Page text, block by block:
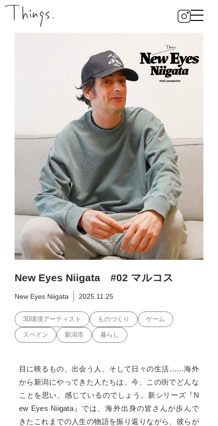
New Eyes Niigata #02 マルコス
New Eyes Niigata 2025.11.25
3D環境アーティスト ものづくり ゲーム
スペイン 新潟市 暮らし
目に映るもの、出会う人、そして日々の生活……海外
から新潟にやってきた人たちは、今、この街でどんな
ことを思い、感じているのでしょう。新シリーズ『N
ew Eyes Niigata』では、海外出身の皆さんが歩んで
きたこれまでの人生の物語を振り返りながら、彼らが